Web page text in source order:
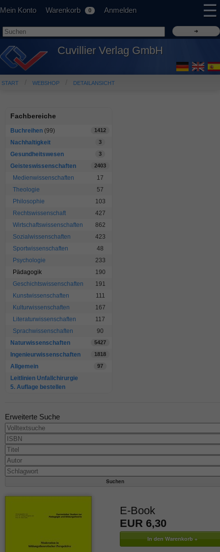
Mein Konto Warenkorb 0 Anmelden ☰
Cuvillier Verlag GmbH
START WEBSHOP DETAILANSICHT
Fachbereiche
Buchreihen (99) 1412
Nachhaltigkeit 3
Gesundheitswesen 3
Geisteswissenschaften 2403
Medienwissenschaften
17
Theologie
57
Philosophie
103
Rechtswissenschaft
427
Wirtschaftswissenschaften
862
Sozialwissenschaften
423
Sportwissenschaften
48
Psychologie
233
Pädagogik
190
Geschichtswissenschaften
191
Kunstwissenschaften
111
Kulturwissenschaften
167
Literaturwissenschaften
117
Sprachwissenschaften
90
Naturwissenschaften
5427
Ingenieurwissenschaften 1818
Allgemein 97
Leitlinien Unfallchirurgie
5. Auflage bestellen
Erweiterte Suche
E-Book
EUR 6,30